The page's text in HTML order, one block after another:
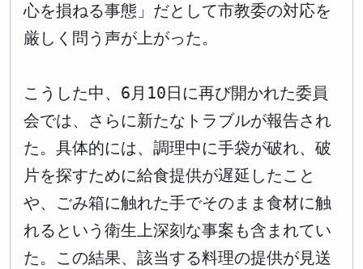
心を損ねる事態」だとして市教委の対応を
厳しく問う声が上がった。
こうした中、6月10日に再び開かれた委員
会では、さらに新たなトラブルが報告され
た。具体的には、調理中に手袋が破れ、破
片を探すために給食提供が遅延したこと
や、ごみ箱に触れた手でそのまま食材に触
れるという衛生上深刻な事案も含まれてい
た。この結果、該当する料理の提供が見送